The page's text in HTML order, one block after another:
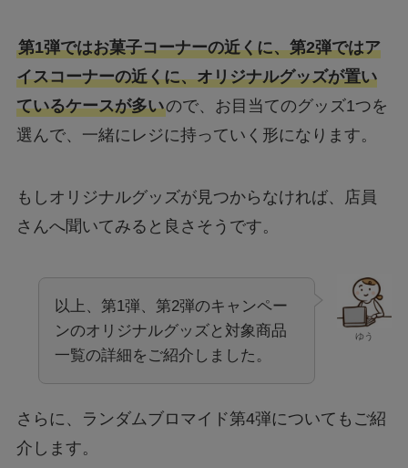
第1弾ではお菓子コーナーの近くに、第2弾ではア
イスコーナーの近くに、オリジナルグッズが置い
ているケースが多いので、お目当てのグッズ1つを
選んで、一緒にレジに持っていく形になります。
もしオリジナルグッズが見つからなければ、店員
さんへ聞いてみると良さそうです。
ゆう
以上、第1弾、第2弾のキャンペー
ンのオリジナルグッズと対象商品
一覧の詳細をご紹介しました。
さらに、ランダムブロマイド第4弾についてもご紹
介します。